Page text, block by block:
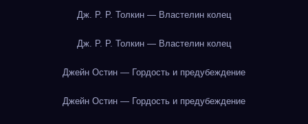
Дж. Р. Р. Толкин — Властелин колец
Дж. Р. Р. Толкин — Властелин колец
Джейн Остин — Гордость и предубеждение
Джейн Остин — Гордость и предубеждение